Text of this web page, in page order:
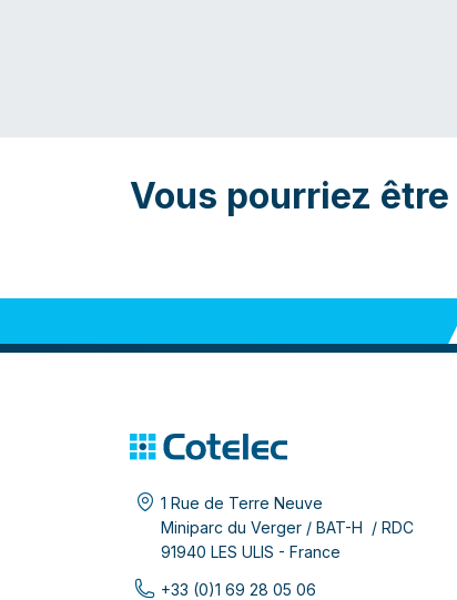
Vous pourriez
1 Rue de Terre Neuve
Miniparc du Verger / BAT-H / RDC
91940 LES ULIS - France
+33 (0)1 69 28 05 06